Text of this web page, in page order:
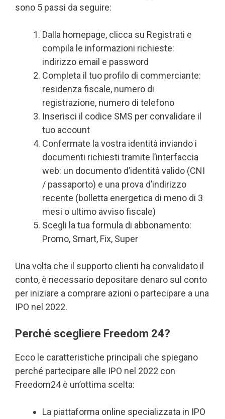
sono 5 passi da seguire:
Dalla homepage, clicca su Registrati e
compila le informazioni richieste:
indirizzo email e password
Completa il tuo profilo di commerciante:
residenza fiscale, numero di
registrazione, numero di telefono
Inserisci il codice SMS per convalidare il
tuo account
Confermate la vostra identità inviando i
documenti richiesti tramite l’interfaccia
web: un documento d’identità valido (CNI
/ passaporto) e una prova d’indirizzo
recente (bolletta energetica di meno di 3
mesi o ultimo avviso fiscale)
Scegli la tua formula di abbonamento:
Promo, Smart, Fix, Super
Una volta che il supporto clienti ha convalidato il
conto, è necessario depositare denaro sul conto
per iniziare a comprare azioni o partecipare a una
IPO nel 2022.
Perché scegliere Freedom 24?
Ecco le caratteristiche principali che spiegano
perché partecipare alle IPO nel 2022 con
Freedom24 è un’ottima scelta:
La piattaforma online specializzata in IPO